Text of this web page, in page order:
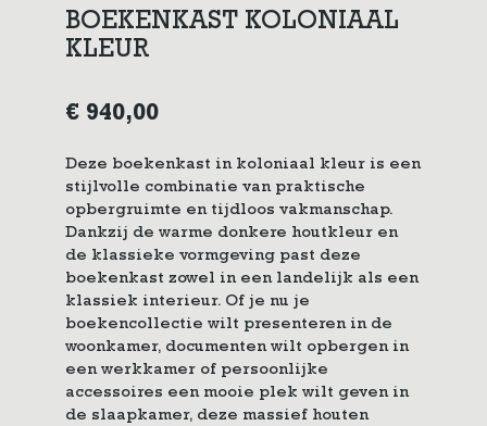
BOEKENKAST KOLONIAAL
KLEUR
€ 940,00
Deze boekenkast in koloniaal kleur is een
stijlvolle combinatie van praktische
opbergruimte en tijdloos vakmanschap.
Dankzij de warme donkere houtkleur en
de klassieke vormgeving past deze
boekenkast zowel in een landelijk als een
klassiek interieur. Of je nu je
boekencollectie wilt presenteren in de
woonkamer, documenten wilt opbergen in
een werkkamer of persoonlijke
accessoires een mooie plek wilt geven in
de slaapkamer, deze massief houten